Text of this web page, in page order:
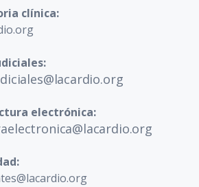
clínica:
electrónica: